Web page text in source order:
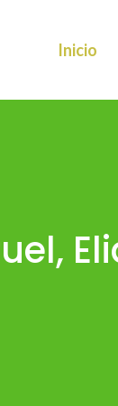
Inicio